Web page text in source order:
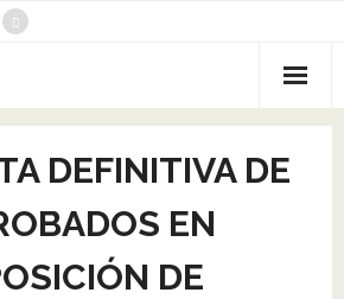
DEFINITIVA DE
EN
DE